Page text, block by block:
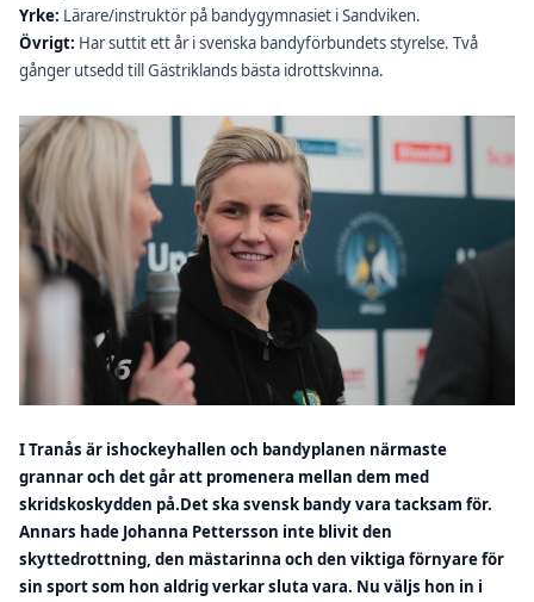
Yrke: Lärare/instruktör på bandygymnasiet i Sandviken.
Övrigt: Har suttit ett år i svenska bandyförbundets styrelse. Två
gånger utsedd till Gästriklands bästa idrottskvinna.
I Tranås är ishockeyhallen och bandyplanen närmaste
grannar och det går att promenera mellan dem med
skridskoskydden på.Det ska svensk bandy vara tacksam för.
Annars hade Johanna Pettersson inte blivit den
skyttedrottning, den mästarinna och den viktiga förnyare för
sin sport som hon aldrig verkar sluta vara. Nu väljs hon in i